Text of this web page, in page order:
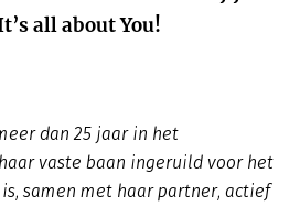
all about You!
dan 25 jaar in het
vaste baan ingeruild voor het
samen met haar partner, actief